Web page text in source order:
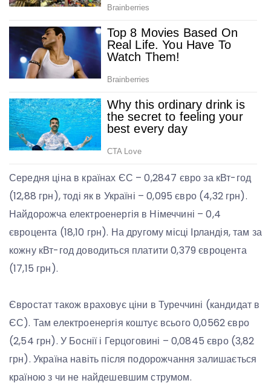
Середня ціна в країнах ЄС – 0,2847 євро за кВт-год
(12,88 грн), тоді як в Україні – 0,095 євро (4,32 грн).
Найдорожча електроенергія в Німеччині – 0,4
євроцента (18,10 грн). На другому місці Ірландія, там за
кожну кВт-год доводиться платити 0,379 євроцента
(17,15 грн).
Євростат також враховує ціни в Туреччині (кандидат в
ЄС). Там електроенергія коштує всього 0,0562 євро
(2,54 грн). У Боснії і Герцоговині – 0,0845 євро (3,82
грн). Україна навіть після подорожчання залишається
країною з чи не найдешевшим струмом.